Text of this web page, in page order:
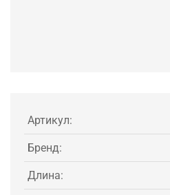
Артикул:
Бренд:
Длина: